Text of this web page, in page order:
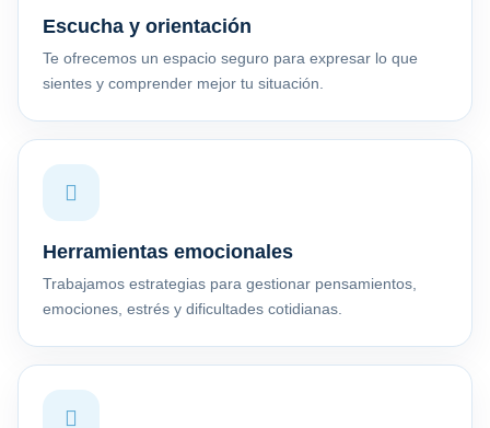
Escucha y orientación
Te ofrecemos un espacio seguro para expresar lo que
sientes y comprender mejor tu situación.
Herramientas emocionales
Trabajamos estrategias para gestionar pensamientos,
emociones, estrés y dificultades cotidianas.